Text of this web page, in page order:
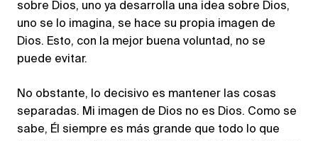
sobre Dios, uno ya desarrolla una idea sobre Dios,
uno se lo imagina, se hace su propia imagen de
Dios. Esto, con la mejor buena voluntad, no se
puede evitar.
No obstante, lo decisivo es mantener las cosas
separadas. Mi imagen de Dios no es Dios. Como se
sabe, Él siempre es más grande que todo lo que